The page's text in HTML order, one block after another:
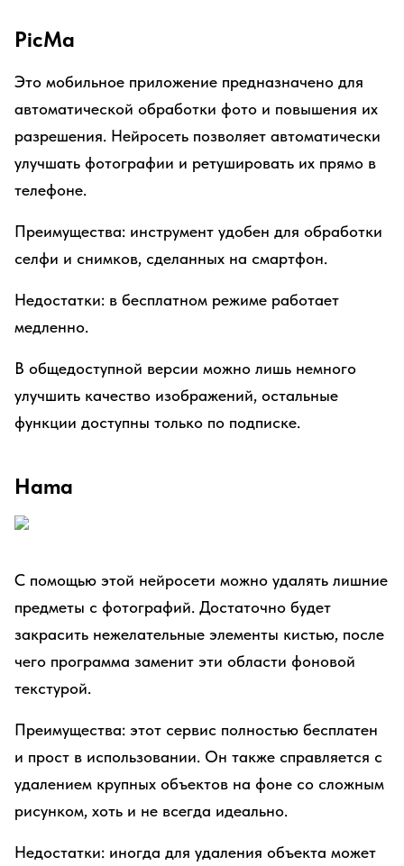
PicMa
Это мобильное приложение предназначено для
автоматической обработки фото и повышения их
разрешения. Нейросеть позволяет автоматически
улучшать фотографии и ретушировать их прямо в
телефоне.
Преимущества: инструмент удобен для обработки
селфи и снимков, сделанных на смартфон.
Недостатки: в бесплатном режиме работает
медленно.
В общедоступной версии можно лишь немного
улучшить качество изображений, остальные
функции доступны только по подписке.
Hama
С помощью этой нейросети можно удалять лишние
предметы с фотографий. Достаточно будет
закрасить нежелательные элементы кистью, после
чего программа заменит эти области фоновой
текстурой.
Преимущества: этот сервис полностью бесплатен
и прост в использовании. Он также справляется с
удалением крупных объектов на фоне со сложным
рисунком, хоть и не всегда идеально.
Недостатки: иногда для удаления объекта может